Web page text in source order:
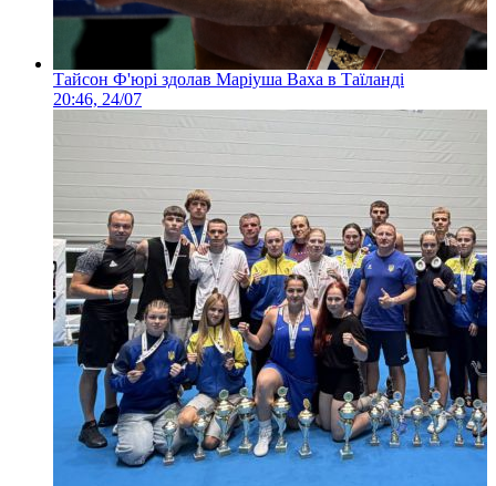
Тайсон Ф'юрі здолав Маріуша Ваха в Таїланді
20:46, 24/07